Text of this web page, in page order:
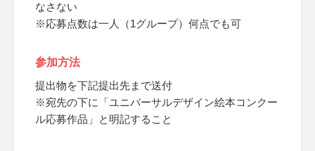
なさない
※応募点数は一人（1グループ）何点でも可
参加方法
提出物を下記提出先まで送付
※宛先の下に「ユニバーサルデザイン絵本コンクー
ル応募作品」と明記すること